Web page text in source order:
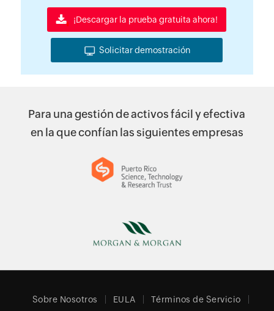
¡Descargar la prueba gratuita ahora!
Solicitar demostración
Para una gestión de activos fácil y efectiva
en la que confían las siguientes empresas
Sobre Nosotros EULA Términos de Servicio